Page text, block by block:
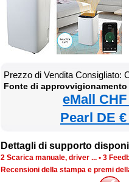
Prezzo di Vendita Consigliato:
Fonte di
eMall
Pearl DE
Dettagli di supporto
2 Scarica manuale, driver ... • 3
Recensioni della stampa e premi